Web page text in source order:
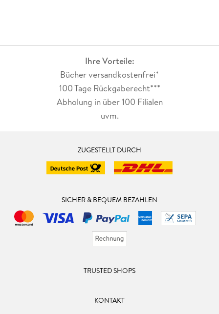
Ihre Vorteile:
Bücher versandkostenfrei*
100 Tage Rückgaberecht***
Abholung in über 100 Filialen
uvm.
ZUGESTELLT DURCH
SICHER & BEQUEM BEZAHLEN
TRUSTED SHOPS
KONTAKT